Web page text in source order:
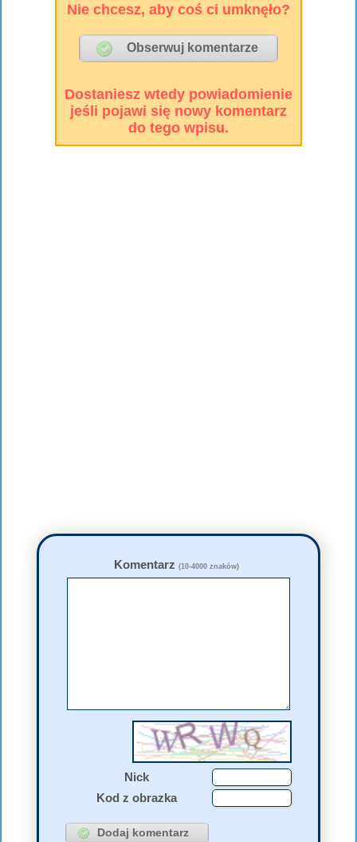
Nie chcesz, aby coś ci umknęło?
Dostaniesz wtedy powiadomienie
jeśli pojawi się nowy komentarz
do tego wpisu.
Komentarz (10-4000 znaków)
Nick
Kod z obrazka